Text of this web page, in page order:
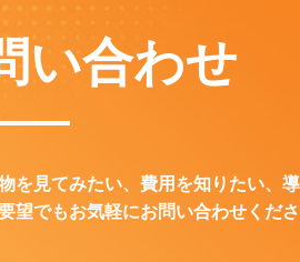
い合わせ
を見てみたい、費用を知りたい、
望でもお気軽にお問い合わせくだ